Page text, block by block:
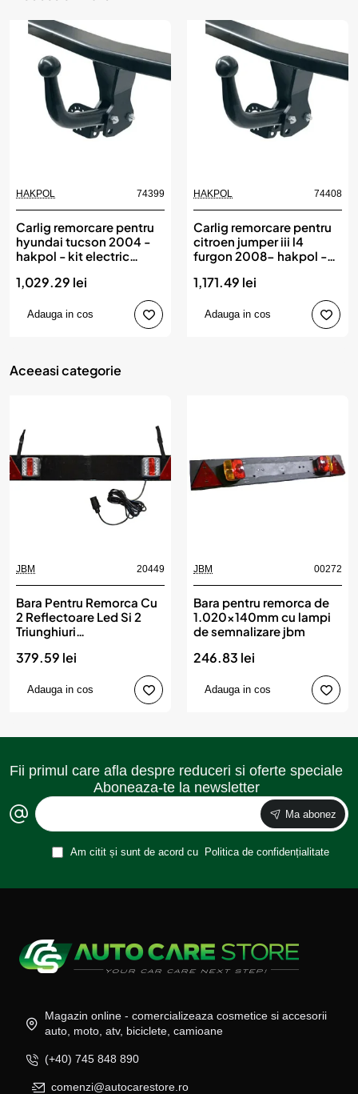
HAKPOL 74399
Carlig remorcare pentru
hyundai tucson 2004 -
hakpol - kit electric
1,029.29 lei
Adauga in cos
HAKPOL 74408
Carlig remorcare pentru
citroen jumper iii l4
furgon 2008- hakpol -
compatibil ean 78110
1,171.49 lei
Adauga in cos
Aceeasi categorie
JBM 20449
Bara Pentru Remorca Cu
2 Reflectoare Led Si 2
Triunghiuri
De 5 M Jbm
379.59 lei
Adauga in cos
JBM 00272
Bara pentru remorca de
1.020x140mm cu lampi
de semnalizare jbm
246.83 lei
Adauga in cos
Fii primul care afla despre reduceri si oferte speciale
Aboneaza-te la newsletter
Ma abonez
Am citit și sunt de acord cu Politica de confidențialitate
Magazin online - comercializeaza cosmetice si accesorii
auto, moto, atv, biciclete, camioane
(+40) 745 848 890
comenzi@autocarestore.ro